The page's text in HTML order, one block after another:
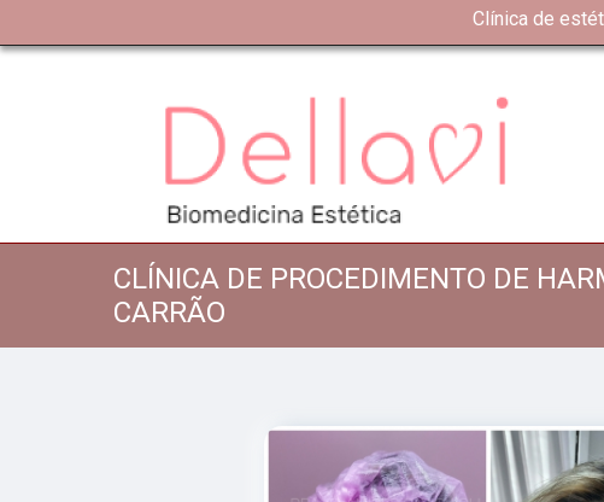
Clínica de
CLÍNICA DE PROCEDIMENTO DE
CARRÃO